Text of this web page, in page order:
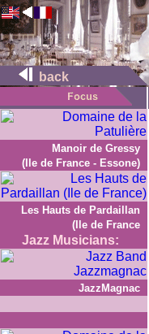
back
Manoir de Gressy
(Ile de France - Essone)
Les Hauts de Pardaillan
(Ile de France
Jazz Musicians:
JazzMagnac